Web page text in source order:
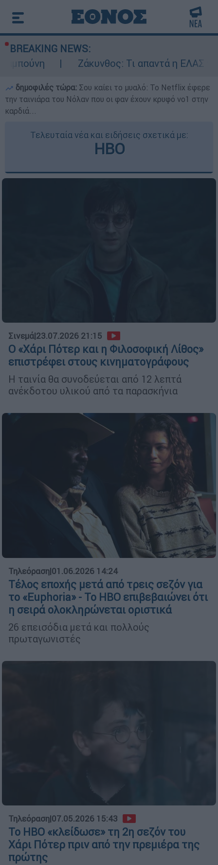
BREAKING NEWS:
Ζάκυνθος: Τι απαντά η ΕΛΑΣ για τους 8
δημοφιλές τώρα: Σου καίει το μυαλό: Το Netflix έφερε
την ταινιάρα του Νόλαν που οι φαν έχουν κρυφό νο1 στην
καρδιά...
Τελευταία νέα και ειδήσεις σχετικά με:
HBO
Σινεμά|23.07.2026 21:15
Ο «Χάρι Πότερ και η Φιλοσοφική Λίθος»
επιστρέφει στους κινηματογράφους
Η ταινία θα συνοδεύεται από 12 λεπτά
ανέκδοτου υλικού από τα παρασκήνια
Τηλεόραση|01.06.2026 14:24
Τέλος εποχής μετά από τρεις σεζόν για
το «Euphoria» - Το HBO επιβεβαιώνει ότι
η σειρά ολοκληρώνεται οριστικά
26 επεισόδια μετά και πολλούς
πρωταγωνιστές
Τηλεόραση|07.05.2026 15:43
Το HBO «κλείδωσε» τη 2η σεζόν του
Χάρι Πότερ πριν από την πρεμιέρα της
πρώτης